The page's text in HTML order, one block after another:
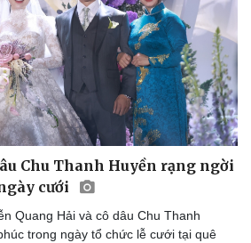
Chu Thanh Huyền rạng ngời
cưới
Quang Hải và cô dâu Chu Thanh
trong ngày tổ chức lễ cưới tại quê